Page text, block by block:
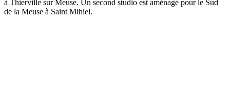
à Thierville sur Meuse. Un second studio est aménagé pour le Sud
de la Meuse à Saint Mihiel.